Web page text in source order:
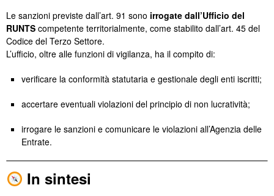
Le sanzioni previste dall’art. 91 sono irrogate dall’Ufficio del
RUNTS competente territorialmente, come stabilito dall’art. 45 del
Codice del Terzo Settore.
L’ufficio, oltre alle funzioni di vigilanza, ha il compito di:
verificare la conformità statutaria e gestionale degli enti iscritti;
accertare eventuali violazioni del principio di non lucratività;
irrogare le sanzioni e comunicare le violazioni all’Agenzia delle
Entrate.
In sintesi